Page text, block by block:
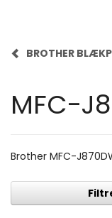
BROTHER
MFC-
Brother MFC-